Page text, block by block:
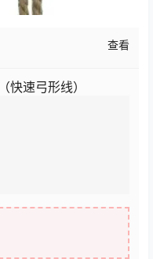
查看
快速弓形线）